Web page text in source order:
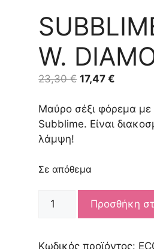
W.
23,30€ Original
was:
23,30 €.
17,47€
τιμή
είναι:
Μαύρο σέξι φόρεμα με
Subblime. Είναι
λάμψη!
Σε απόθεμα
FISHNET
W.
Προσθήκη
Κωδικός προϊόντος: